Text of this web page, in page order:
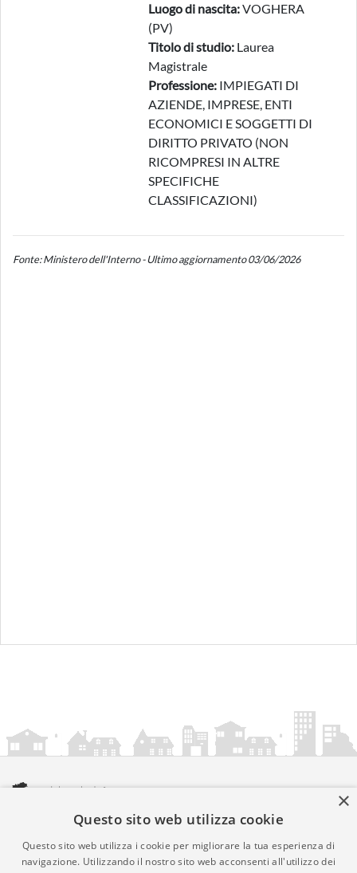
Luogo di nascita:VOGHERA
(PV)
Titolo di studio: Laurea
Magistrale
Professione: IMPIEGATI DI
AZIENDE, IMPRESE, ENTI
ECONOMICI E SOGGETTI DI
DIRITTO PRIVATO (NON
RICOMPRESI IN ALTRE
SPECIFICHE
CLASSIFICAZIONI)
Fonte: Ministero dell'Interno - Ultimo aggiornamento 03/06/2026
amministrazionicomunali.it è una iniziativa diartemedia.it
© Copyright MMXXIV - P.IVA 05400000724
Informazioni sul servizio |Informativa Privacy| Informativa
×
Questo sito web utilizza cookie
Questo sito web utilizza i cookie per migliorare la tua esperienza di
navigazione. Utilizzando il nostro sito web acconsenti all'utilizzo dei